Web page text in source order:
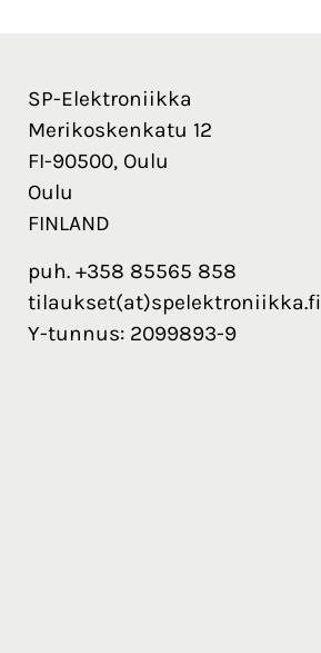
SP-Elektroniikka
Merikoskenkatu 12
FI-90500, Oulu
Oulu
FINLAND
puh. +358 85565 858
tilaukset(at)spelektroniikka.fi
Y-tunnus: 2099893-9